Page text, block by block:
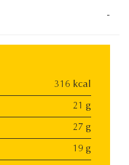
-
316 kcal
21 g
27 g
19 g